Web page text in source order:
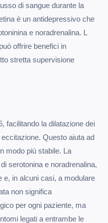
di sangue durante la
è un antidepressivo che
e noradrenalina. L
offrire benefici in
stretta supervisione
facilitando la dilatazione dei
Questo aiuta ad
modo più stabile. La
serotonina e noradrenalina,
e, in alcuni casi, a modulare
non significa
per ogni paziente, ma
legati a entrambe le